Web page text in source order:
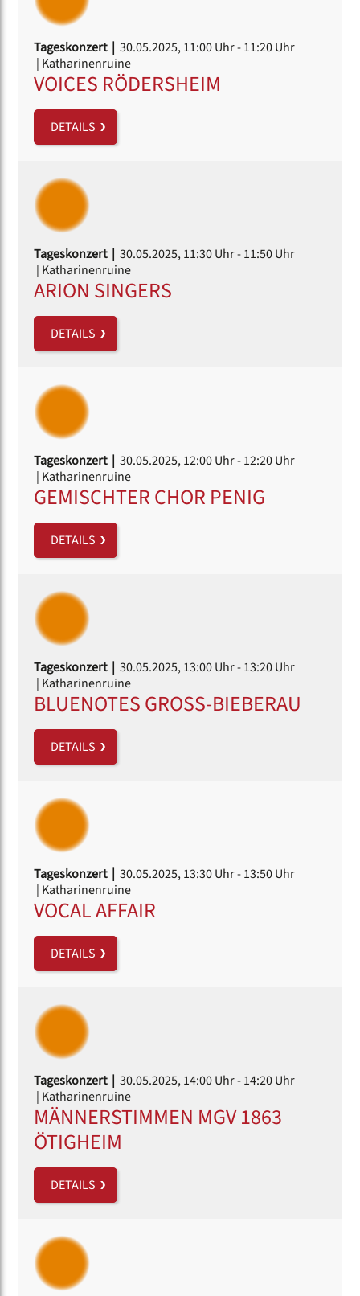
Tageskonzert | 30.05.2025, 11:00 Uhr- 11:20 Uhr
| Katharinenruine
VOICES RÖDERSHEIM
DETAILS
Tageskonzert | 30.05.2025, 11:30 Uhr- 11:50 Uhr
| Katharinenruine
ARION SINGERS
DETAILS
Tageskonzert | 30.05.2025, 12:00 Uhr- 12:20 Uhr
| Katharinenruine
GEMISCHTER CHOR PENIG
DETAILS
Tageskonzert | 30.05.2025, 13:00 Uhr- 13:20 Uhr
| Katharinenruine
BLUENOTES GROSS-BIEBERAU
DETAILS
Tageskonzert | 30.05.2025, 13:30 Uhr- 13:50 Uhr
| Katharinenruine
VOCAL AFFAIR
DETAILS
Tageskonzert | 30.05.2025, 14:00 Uhr- 14:20 Uhr
| Katharinenruine
MÄNNERSTIMMEN MGV 1863
ÖTIGHEIM
DETAILS